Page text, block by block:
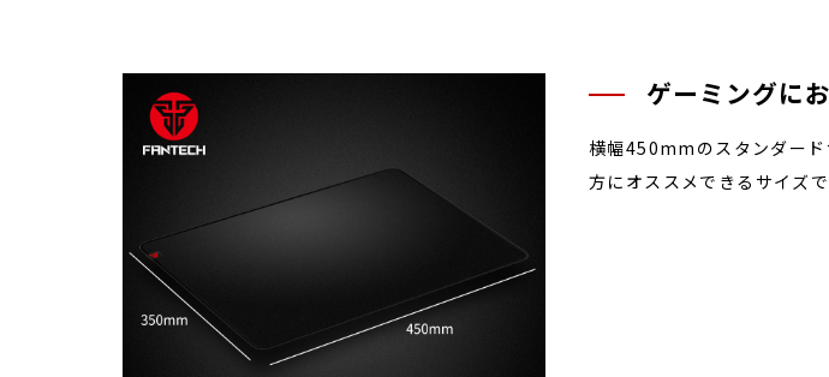
ゲーミングに
横幅450mmのスタンダード
方にオススメできるサイズで